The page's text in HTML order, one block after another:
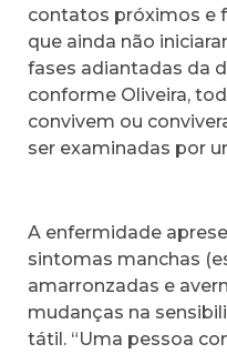
contatos próximos e
que ainda não
fases adiantadas da
conforme Oliveira,
convivem ou
ser examinadas por
A enfermidade
sintomas manchas
amarronzadas e
mudanças na
tátil. “Uma pessoa